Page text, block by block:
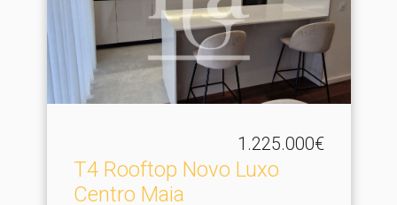
1.225.000€
T4 Rooftop Novo Luxo
Centro Maia